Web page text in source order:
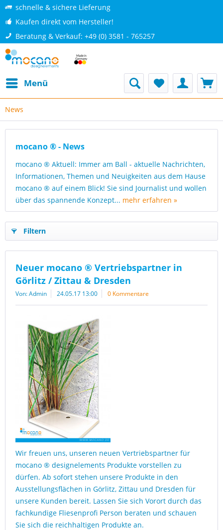
schnelle & sichere Lieferung
Kaufen direkt vom Hersteller!
Beratung & Verkauf: +49 (0) 3581 - 765257
Menü
News
mocano ® - News
mocano ® Aktuell: Immer am Ball - aktuelle Nachrichten,
Informationen, Themen und Neuigkeiten aus dem Hause
mocano ® auf einem Blick! Sie sind Journalist und wollen
über das spannende Konzept... mehr erfahren »
Filtern
Neuer mocano ® Vertriebspartner in
Görlitz / Zittau & Dresden
Von: Admin 24.05.17 13:00 0 Kommentare
Wir freuen uns, unseren neuen Vertriebspartner für
mocano ® designelements Produkte vorstellen zu
dürfen. Ab sofort stehen unsere Produkte in den
Ausstellungsflächen in Görlitz, Zittau und Dresden für
unsere Kunden bereit. Lassen Sie sich Vorort durch das
fachkundige Fliesenprofi Person beraten und schauen
Sie sich die reichhaltigen Produkte an.